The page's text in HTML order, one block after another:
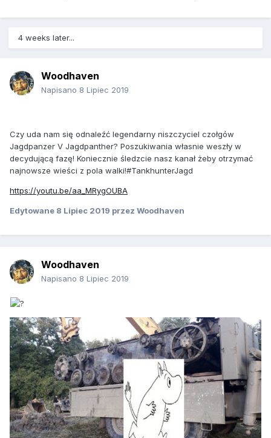
4 weeks later...
Woodhaven
Napisano 8 Lipiec 2019
Czy uda nam się odnaleźć legendarny niszczyciel czołgów
Jagdpanzer V Jagdpanther? Poszukiwania własnie weszły w
decydującą fazę! Koniecznie śledzcie nasz kanał żeby otrzymać
najnowsze wieści z pola walki!#TankhunterJagd
https://youtu.be/aa_MRygOUBA
Edytowane 8 Lipiec 2019 przez Woodhaven
Woodhaven
Napisano 8 Lipiec 2019